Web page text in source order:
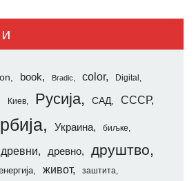
book Bradic color Digital
Киев Русија САД СССР
Украина биљке
древни древно друштво
живот заштита